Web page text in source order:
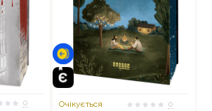
0
Очікується
0